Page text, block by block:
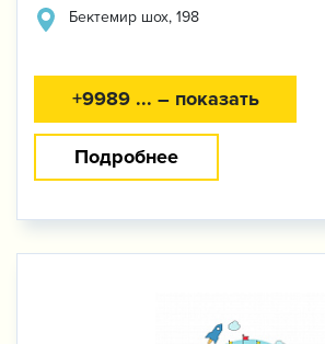
​Бектемир шох, 198
+9989 ... – показать
Подробнее